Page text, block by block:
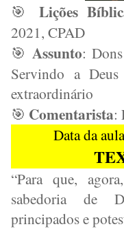
🎯 Lições
2021, CPAD
🎯 Assunto:
Servindo a
extraordinário
🎯 Comentarista:
Data da
“Para que,
sabedoria de
principados e